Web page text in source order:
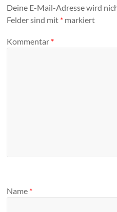
Deine E-Mail-Adresse wird
Felder sind mit * markiert
Kommentar *
Name *